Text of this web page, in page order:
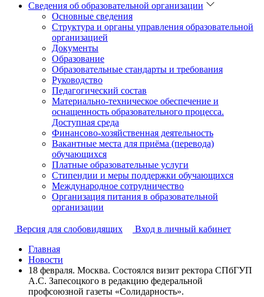
Сведения об образовательной организации
Основные сведения
Структура и органы управления образовательной
организацией
Документы
Образование
Образовательные стандарты и требования
Руководство
Педагогический состав
Материально-техническое обеспечение и
оснащенность образовательного процесса.
Доступная среда
Финансово-хозяйственная деятельность
Вакантные места для приёма (перевода)
обучающихся
Платные образовательные услуги
Стипендии и меры поддержки обучающихся
Международное сотрудничество
Организация питания в образовательной
организации
Версия для слобовидящих
Вход в личный кабинет
Главная
Новости
18 февраля. Москва. Состоялся визит ректора СПбГУП
А.С. Запесоцкого в редакцию федеральной
профсоюзной газеты «Солидарность».